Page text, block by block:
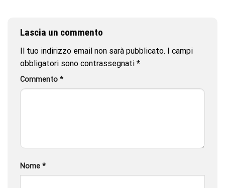
Lascia un commento
Il tuo indirizzo email non sarà pubblicato.
I campi
obbligatori sono contrassegnati *
Commento *
Nome *